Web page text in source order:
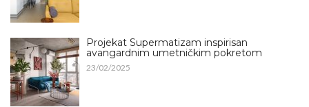
Projekat Supermatizam inspirisan
avangardnim umetničkim pokretom
23/02/2025